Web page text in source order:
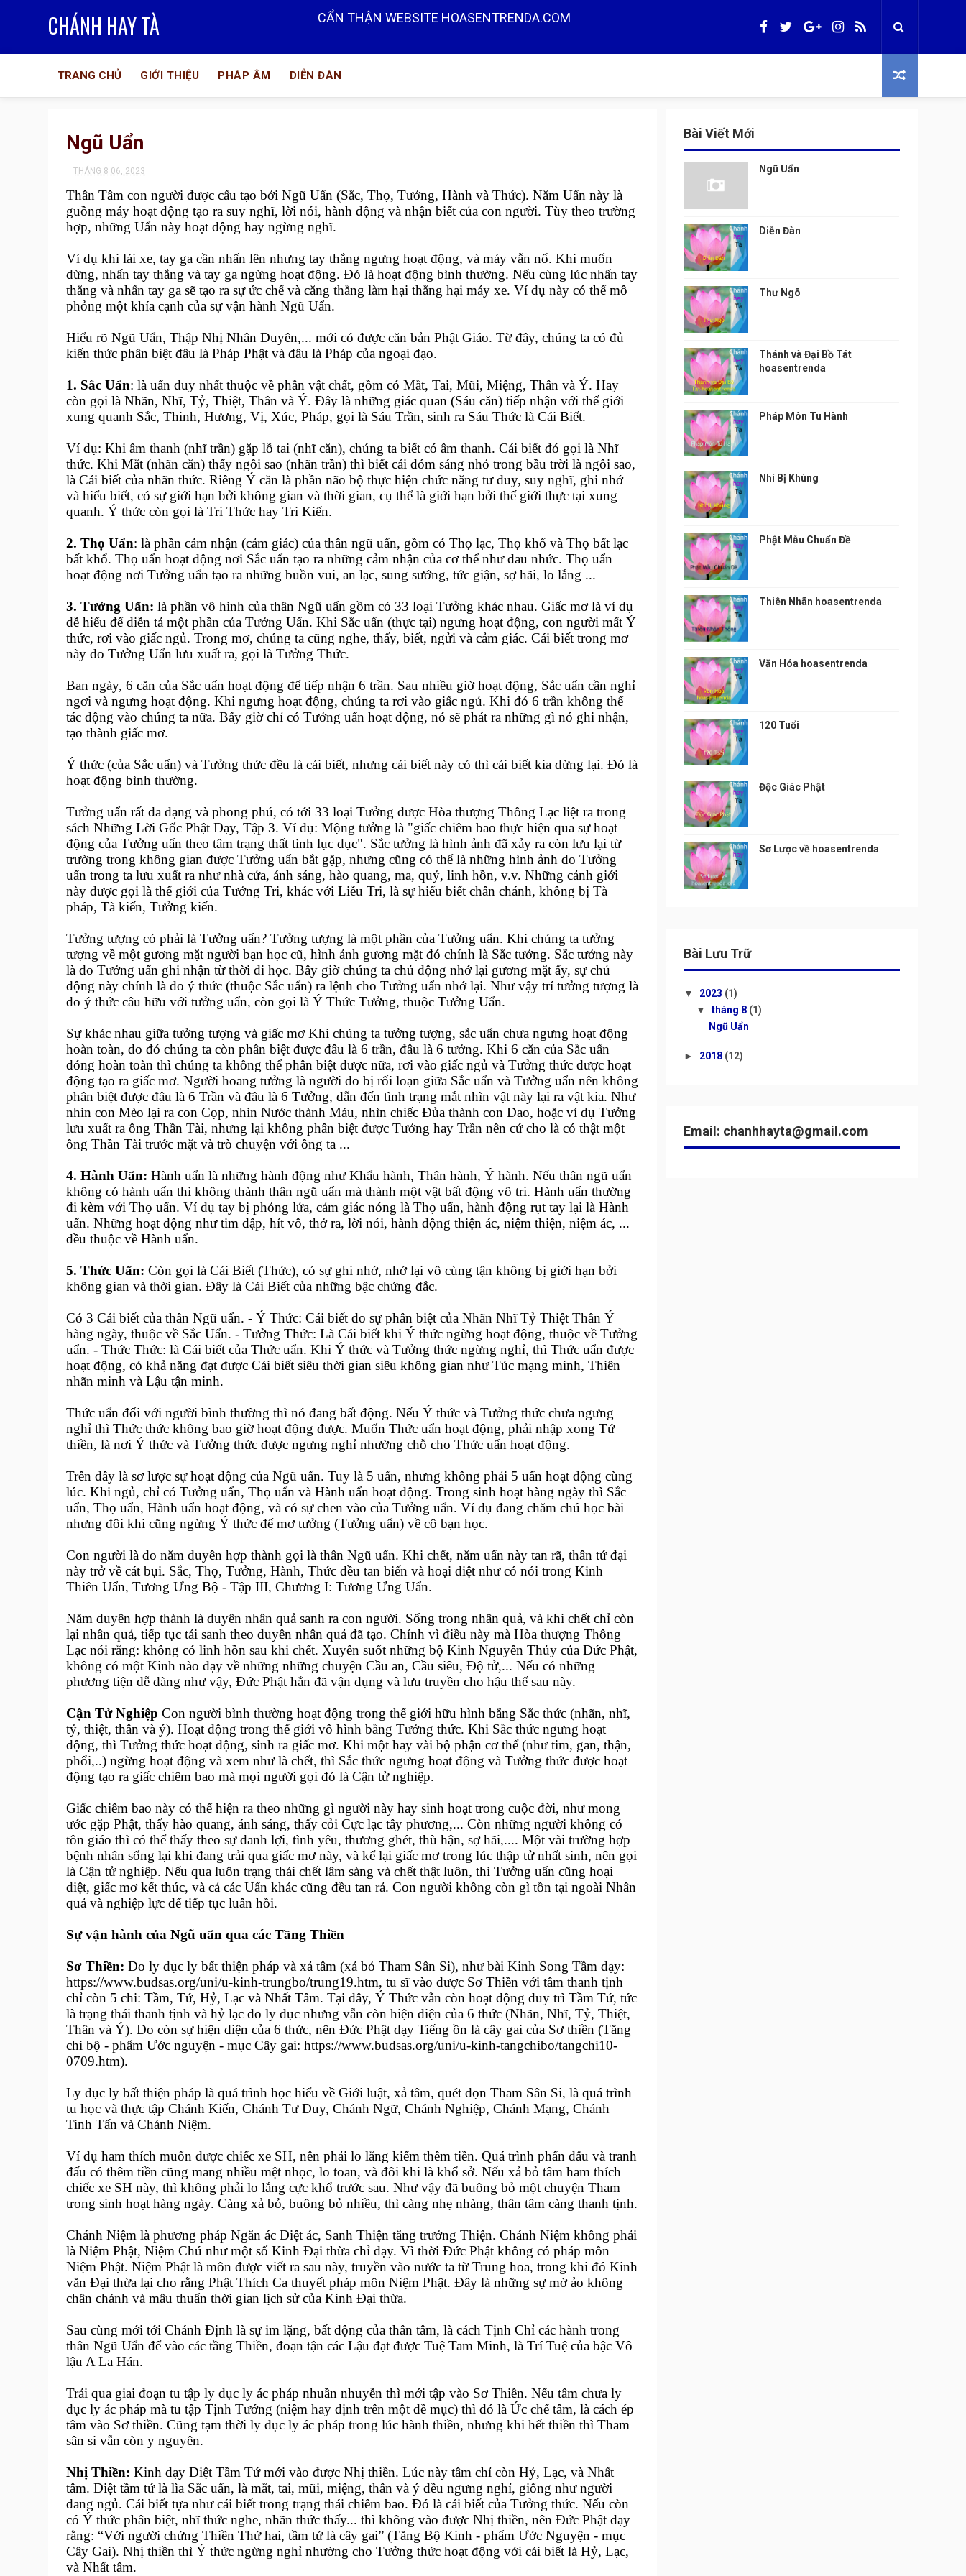
CHÁNH HAY TÀ CẨN THẬN WEBSITE HOASENTRENDA.COM
TRANG CHỦ GIỚI THIỆU PHÁP ÂM DIỄN ĐÀN
Ngũ Uẩn
THÁNG 8 06, 2023
Thân Tâm con người được cấu tạo bởi Ngũ Uẩn (Sắc, Thọ, Tưởng, Hành và Thức). Năm Uẩn này là
guồng máy hoạt động tạo ra suy nghĩ, lời nói, hành động và nhận biết của con người. Tùy theo trường
hợp, những Uẩn này hoạt động hay ngừng nghĩ.
Ví dụ khi lái xe, tay ga cần nhấn lên nhưng tay thắng ngưng hoạt động, và máy vẫn nổ. Khi muốn
dừng, nhấn tay thắng và tay ga ngừng hoạt động. Đó là hoạt động bình thường. Nếu cùng lúc nhấn tay
thắng và nhấn tay ga sẽ tạo ra sự ức chế và căng thẳng làm hại thắng hại máy xe. Ví dụ này có thể mô
phỏng một khía cạnh của sự vận hành Ngũ Uẩn.
Hiểu rõ Ngũ Uẩn, Thập Nhị Nhân Duyên,... mới có được căn bản Phật Giáo. Từ đây, chúng ta có đủ
kiến thức phân biệt đâu là Pháp Phật và đâu là Pháp của ngoại đạo.
1. Sắc Uẩn: là uẩn duy nhất thuộc về phần vật chất, gồm có Mắt, Tai, Mũi, Miệng, Thân và Ý. Hay
còn gọi là Nhãn, Nhĩ, Tỷ, Thiệt, Thân và Ý. Đây là những giác quan (Sáu căn) tiếp nhận với thế giới
xung quanh Sắc, Thinh, Hương, Vị, Xúc, Pháp, gọi là Sáu Trần, sinh ra Sáu Thức là Cái Biết.
Ví dụ: Khi âm thanh (nhĩ trần) gặp lỗ tai (nhĩ căn), chúng ta biết có âm thanh. Cái biết đó gọi là Nhĩ
thức. Khi Mắt (nhãn căn) thấy ngôi sao (nhãn trần) thì biết cái đóm sáng nhỏ trong bầu trời là ngôi sao,
là Cái biết của nhãn thức. Riêng Ý căn là phần não bộ thực hiện chức năng tư duy, suy nghĩ, ghi nhớ
và hiểu biết, có sự giới hạn bởi không gian và thời gian, cụ thể là giới hạn bởi thế giới thực tại xung
quanh. Ý thức còn gọi là Tri Thức hay Tri Kiến.
2. Thọ Uẩn: là phần cảm nhận (cảm giác) của thân ngũ uẩn, gồm có Thọ lạc, Thọ khổ và Thọ bất lạc
bất khổ. Thọ uẩn hoạt động nơi Sắc uẩn tạo ra những cảm nhận của cơ thể như đau nhức. Thọ uẩn
hoạt động nơi Tưởng uẩn tạo ra những buồn vui, an lạc, sung sướng, tức giận, sợ hãi, lo lắng ...
3. Tưởng Uẩn: là phần vô hình của thân Ngũ uẩn gồm có 33 loại Tưởng khác nhau. Giấc mơ là ví dụ
dễ hiểu để diễn tả một phần của Tưởng Uẩn. Khi Sắc uẩn (thực tại) ngưng hoạt động, con người mất Ý
thức, rơi vào giấc ngủ. Trong mơ, chúng ta cũng nghe, thấy, biết, ngửi và cảm giác. Cái biết trong mơ
này do Tưởng Uẩn lưu xuất ra, gọi là Tưởng Thức.
Ban ngày, 6 căn của Sắc uẩn hoạt động để tiếp nhận 6 trần. Sau nhiều giờ hoạt động, Sắc uẩn cần nghỉ
ngơi và ngưng hoạt động. Khi ngưng hoạt động, chúng ta rơi vào giấc ngủ. Khi đó 6 trần không thể
tác động vào chúng ta nữa. Bấy giờ chỉ có Tưởng uẩn hoạt động, nó sẽ phát ra những gì nó ghi nhận,
tạo thành giấc mơ.
Ý thức (của Sắc uẩn) và Tưởng thức đều là cái biết, nhưng cái biết này có thì cái biết kia dừng lại. Đó là
hoạt động bình thường.
Tưởng uẩn rất đa dạng và phong phú, có tới 33 loại Tưởng được Hòa thượng Thông Lạc liệt ra trong
sách Những Lời Gốc Phật Dạy, Tập 3. Ví dụ: Mộng tưởng là "giấc chiêm bao thực hiện qua sự hoạt
động của Tưởng uẩn theo tâm trạng thất tình lục dục". Sắc tưởng là hình ảnh đã xảy ra còn lưu lại từ
trường trong không gian được Tưởng uẩn bắt gặp, nhưng cũng có thể là những hình ảnh do Tưởng
uẩn trong ta lưu xuất ra như nhà cửa, ánh sáng, hào quang, ma, quỷ, linh hồn, v.v. Những cảnh giới
này được gọi là thế giới của Tưởng Tri, khác với Liễu Tri, là sự hiểu biết chân chánh, không bị Tà
pháp, Tà kiến, Tưởng kiến.
Tưởng tượng có phải là Tưởng uẩn? Tưởng tượng là một phần của Tưởng uẩn. Khi chúng ta tưởng
tượng về một gương mặt người bạn học cũ, hình ảnh gương mặt đó chính là Sắc tưởng. Sắc tưởng này
là do Tưởng uẩn ghi nhận từ thời đi học. Bây giờ chúng ta chủ động nhớ lại gương mặt ấy, sự chủ
động này chính là do ý thức (thuộc Sắc uẩn) ra lệnh cho Tưởng uẩn nhớ lại. Như vậy trí tưởng tượng là
do ý thức câu hữu với tưởng uẩn, còn gọi là Ý Thức Tưởng, thuộc Tưởng Uẩn.
Sự khác nhau giữa tưởng tượng và giấc mơ Khi chúng ta tưởng tượng, sắc uẩn chưa ngưng hoạt động
hoàn toàn, do đó chúng ta còn phân biệt được đâu là 6 trần, đâu là 6 tưởng. Khi 6 căn của Sắc uẩn
đóng hoàn toàn thì chúng ta không thể phân biệt được nữa, rơi vào giấc ngủ và Tưởng thức được hoạt
động tạo ra giấc mơ. Người hoang tưởng là người do bị rối loạn giữa Sắc uẩn và Tưởng uẩn nên không
phân biệt được đâu là 6 Trần và đâu là 6 Tưởng, dẫn đến tình trạng mắt nhìn vật này lại ra vật kia. Như
nhìn con Mèo lại ra con Cọp, nhìn Nước thành Máu, nhìn chiếc Đủa thành con Dao, hoặc ví dụ Tưởng
lưu xuất ra ông Thần Tài, nhưng lại không phân biệt được Tưởng hay Trần nên cứ cho là có thật một
ông Thần Tài trước mặt và trò chuyện với ông ta ...
4. Hành Uẩn: Hành uẩn là những hành động như Khẩu hành, Thân hành, Ý hành. Nếu thân ngũ uẩn
không có hành uẩn thì không thành thân ngũ uẩn mà thành một vật bất động vô tri. Hành uẩn thường
đi kèm với Thọ uẩn. Ví dụ tay bị phỏng lửa, cảm giác nóng là Thọ uẩn, hành động rụt tay lại là Hành
uẩn. Những hoạt động như tim đập, hít vô, thở ra, lời nói, hành động thiện ác, niệm thiện, niệm ác, ...
đều thuộc về Hành uẩn.
5. Thức Uẩn: Còn gọi là Cái Biết (Thức), có sự ghi nhớ, nhớ lại vô cùng tận không bị giới hạn bởi
không gian và thời gian. Đây là Cái Biết của những bậc chứng đắc.
Có 3 Cái biết của thân Ngũ uẩn. - Ý Thức: Cái biết do sự phân biệt của Nhãn Nhĩ Tỷ Thiệt Thân Ý
hàng ngày, thuộc về Sắc Uẩn. - Tưởng Thức: Là Cái biết khi Ý thức ngừng hoạt động, thuộc về Tưởng
uẩn. - Thức Thức: là Cái biết của Thức uẩn. Khi Ý thức và Tưởng thức ngừng nghỉ, thì Thức uẩn được
hoạt động, có khả năng đạt được Cái biết siêu thời gian siêu không gian như Túc mạng minh, Thiên
nhãn minh và Lậu tận minh.
Thức uẩn đối với người bình thường thì nó đang bất động. Nếu Ý thức và Tưởng thức chưa ngưng
nghỉ thì Thức thức không bao giờ hoạt động được. Muốn Thức uẩn hoạt động, phải nhập xong Tứ
thiền, là nơi Ý thức và Tưởng thức được ngưng nghỉ nhường chỗ cho Thức uẩn hoạt động.
Trên đây là sơ lược sự hoạt động của Ngũ uẩn. Tuy là 5 uẩn, nhưng không phải 5 uẩn hoạt động cùng
lúc. Khi ngủ, chỉ có Tưởng uẩn, Thọ uẩn và Hành uẩn hoạt động. Trong sinh hoạt hàng ngày thì Sắc
uẩn, Thọ uẩn, Hành uẩn hoạt động, và có sự chen vào của Tưởng uẩn. Ví dụ đang chăm chú học bài
nhưng đôi khi cũng ngừng Ý thức để mơ tưởng (Tưởng uẩn) về cô bạn học.
Con người là do năm duyên hợp thành gọi là thân Ngũ uẩn. Khi chết, năm uẩn này tan rã, thân tứ đại
này trở về cát bụi. Sắc, Thọ, Tưởng, Hành, Thức đều tan biến và hoại diệt như có nói trong Kinh
Thiên Uẩn, Tương Ưng Bộ - Tập III, Chương I: Tương Ưng Uẩn.
Năm duyên hợp thành là duyên nhân quả sanh ra con người. Sống trong nhân quả, và khi chết chỉ còn
lại nhân quả, tiếp tục tái sanh theo duyên nhân quả đã tạo. Chính vì điều này mà Hòa thượng Thông
Lạc nói rằng: không có linh hồn sau khi chết. Xuyên suốt những bộ Kinh Nguyên Thủy của Đức Phật,
không có một Kinh nào dạy về những những chuyện Cầu an, Cầu siêu, Độ tử,... Nếu có những
phương tiện dễ dàng như vậy, Đức Phật hẳn đã vận dụng và lưu truyền cho hậu thế sau này.
Cận Tử Nghiệp Con người bình thường hoạt động trong thế giới hữu hình bằng Sắc thức (nhãn, nhĩ,
tỷ, thiệt, thân và ý). Hoạt động trong thế giới vô hình bằng Tưởng thức. Khi Sắc thức ngưng hoạt
động, thì Tưởng thức hoạt động, sinh ra giấc mơ. Khi một hay vài bộ phận cơ thể (như tim, gan, thận,
phổi,..) ngừng hoạt động và xem như là chết, thì Sắc thức ngưng hoạt động và Tưởng thức được hoạt
động tạo ra giấc chiêm bao mà mọi người gọi đó là Cận tử nghiệp.
Giấc chiêm bao này có thể hiện ra theo những gì người này hay sinh hoạt trong cuộc đời, như mong
ước gặp Phật, thấy hào quang, ánh sáng, thấy cỏi Cực lạc tây phương,... Còn những người không có
tôn giáo thì có thể thấy theo sự danh lợi, tình yêu, thương ghét, thù hận, sợ hãi,.... Một vài trường hợp
bệnh nhân sống lại khi đang trải qua giấc mơ này, và kể lại giấc mơ trong lúc thập tử nhất sinh, nên gọi
là Cận tử nghiệp. Nếu qua luôn trạng thái chết lâm sàng và chết thật luôn, thì Tưởng uẩn cũng hoại
diệt, giấc mơ kết thúc, và cả các Uẩn khác cũng đều tan rả. Con người không còn gì tồn tại ngoài Nhân
quả và nghiệp lực để tiếp tục luân hồi.
Sự vận hành của Ngũ uẩn qua các Tầng Thiền
Sơ Thiền:Do ly dục ly bất thiện pháp và xả tâm (xả bỏ Tham Sân Si), như bài Kinh Song Tầm dạy:
https://www.budsas.org/uni/u-kinh-trungbo/trung19.htm, tu sĩ vào được Sơ Thiền với tâm thanh tịnh
chỉ còn 5 chi: Tầm, Tứ, Hỷ, Lạc và Nhất Tâm. Tại đây, Ý Thức vẫn còn hoạt động duy trì Tầm Tứ, tức
là trạng thái thanh tịnh và hỷ lạc do ly dục nhưng vẫn còn hiện diện của 6 thức (Nhãn, Nhĩ, Tỷ, Thiệt,
Thân và Ý). Do còn sự hiện diện của 6 thức, nên Đức Phật dạy Tiếng ồn là cây gai của Sơ thiền (Tăng
chi bộ - phẩm Ước nguyện - mục Cây gai: https://www.budsas.org/uni/u-kinh-tangchibo/tangchi10-
0709.htm).
Ly dục ly bất thiện pháp là quá trình học hiểu về Giới luật, xả tâm, quét dọn Tham Sân Si, là quá trình
tu học và thực tập Chánh Kiến, Chánh Tư Duy, Chánh Ngữ, Chánh Nghiệp, Chánh Mạng, Chánh
Tinh Tấn và Chánh Niệm.
Ví dụ ham thích muốn được chiếc xe SH, nên phải lo lắng kiếm thêm tiền. Quá trình phấn đấu và tranh
đấu có thêm tiền cũng mang nhiều mệt nhọc, lo toan, và đôi khi là khổ sở. Nếu xả bỏ tâm ham thích
chiếc xe SH này, thì không phải lo lắng cực khổ trước sau. Như vậy đã buông bỏ một chuyện Tham
trong sinh hoạt hàng ngày. Càng xả bỏ, buông bỏ nhiều, thì càng nhẹ nhàng, thân tâm càng thanh tịnh.
Chánh Niệm là phương pháp Ngăn ác Diệt ác, Sanh Thiện tăng trưởng Thiện. Chánh Niệm không phải
là Niệm Phật, Niệm Chú như một số Kinh Đại thừa chỉ dạy. Vì thời Đức Phật không có pháp môn
Niệm Phật. Niệm Phật là môn được viết ra sau này, truyền vào nước ta từ Trung hoa, trong khi đó Kinh
văn Đại thừa lại cho rằng Phật Thích Ca thuyết pháp môn Niệm Phật. Đây là những sự mờ ảo không
chân chánh và mâu thuẩn thời gian lịch sử của Kinh Đại thừa.
Sau cùng mới tới Chánh Định là sự im lặng, bất động của thân tâm, là cách Tịnh Chỉ các hành trong
thân Ngũ Uẩn để vào các tầng Thiền, đoạn tận các Lậu đạt được Tuệ Tam Minh, là Trí Tuệ của bậc Vô
lậu A La Hán.
Trải qua giai đoạn tu tập ly dục ly ác pháp nhuần nhuyễn thì mới tập vào Sơ Thiền. Nếu tâm chưa ly
dục ly ác pháp mà tu tập Tịnh Tướng (niệm hay định trên một đề mục) thì đó là Ức chế tâm, là cách ép
tâm vào Sơ thiền. Cũng tạm thời ly dục ly ác pháp trong lúc hành thiền, nhưng khi hết thiền thì Tham
sân si vẫn còn y nguyên.
Nhị Thiền: Kinh dạy Diệt Tầm Tứ mới vào được Nhị thiền. Lúc này tâm chỉ còn Hỷ, Lạc, và Nhất
tâm. Diệt tầm tứ là lìa Sắc uẩn, là mắt, tai, mũi, miệng, thân và ý đều ngưng nghỉ, giống như người
đang ngủ. Cái biết tựa như cái biết trong trạng thái chiêm bao. Đó là cái biết của Tưởng thức. Nếu còn
có Ý thức phân biệt, nhĩ thức nghe, nhãn thức thấy... thì không vào được Nhị thiền, nên Đức Phật dạy
rằng: “Với người chứng Thiền Thứ hai, tầm tứ là cây gai” (Tăng Bộ Kinh - phẩm Ước Nguyện - mục
Cây Gai). Nhị thiền thì Ý thức ngừng nghỉ nhường cho Tưởng thức hoạt động với cái biết là Hỷ, Lạc,
và Nhất tâm.
Bài Viết Mới
Ngũ Uẩn
Diễn Đàn
Thư Ngõ
Thánh và Đại Bồ Tát
hoasentrenda
Pháp Môn Tu Hành
Nhí Bị Khùng
Phật Mẫu Chuẩn Đề
Thiên Nhãn hoasentrenda
Văn Hóa hoasentrenda
120 Tuổi
Độc Giác Phật
Sơ Lược về hoasentrenda
Bài Lưu Trữ
▼ 2023 (1)
▼ tháng 8 (1)
Ngũ Uẩn
► 2018 (12)
Email: chanhhayta@gmail.com